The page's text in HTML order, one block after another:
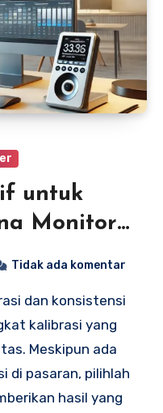
untuk
Monitor
Tidak ada komentar
dan konsistensi
kalibrasi yang
Meskipun ada
di pasaran, pilihlah
hasil yang